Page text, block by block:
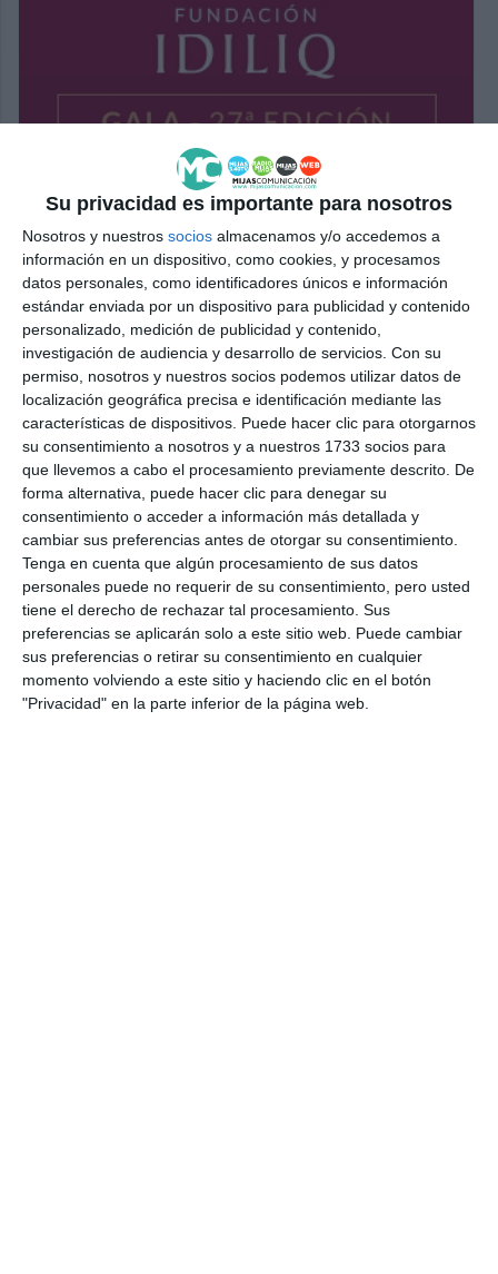
Su privacidad es importante para nosotros
Nosotros y nuestros socios almacenamos y/o accedemos a
información en un dispositivo, como cookies, y procesamos
datos personales, como identificadores únicos e información
estándar enviada por un dispositivo para publicidad y contenido
personalizado, medición de publicidad y contenido,
investigación de audiencia y desarrollo de servicios. Con su
permiso, nosotros y nuestros socios podemos utilizar datos de
localización geográfica precisa e identificación mediante las
características de dispositivos. Puede hacer clic para otorgarnos
su consentimiento a nosotros y a nuestros 1733 socios para
que llevemos a cabo el procesamiento previamente descrito. De
forma alternativa, puede hacer clic para denegar su
consentimiento o acceder a información más detallada y
cambiar sus preferencias antes de otorgar su consentimiento.
Tenga en cuenta que algún procesamiento de sus datos
personales puede no requerir de su consentimiento, pero usted
tiene el derecho de rechazar tal procesamiento. Sus
preferencias se aplicarán solo a este sitio web. Puede cambiar
sus preferencias o retirar su consentimiento en cualquier
momento volviendo a este sitio y haciendo clic en el botón
"Privacidad" en la parte inferior de la página web.